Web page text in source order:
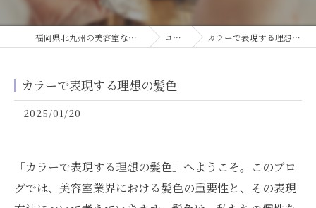
福岡県北九州の美容室ならCODY コラム カラーで表現する理想の髪色
カラーで表現する理想の髪色
2025/01/20
「カラーで表現する理想の髪色」へようこそ。このブロ
グでは、美容室業界における髪色の重要性と、その表現